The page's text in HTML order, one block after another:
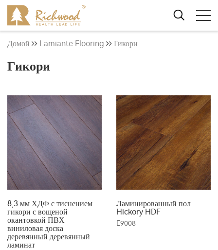
Домой Lamiante Flooring Гикори
Гикори
8,3 мм ХДФ с тиснением
гикори с вощеной
окантовкой ПВХ
виниловая доска
деревянный деревянный
ламинат
Ламинированный пол
Hickory HDF
E9008